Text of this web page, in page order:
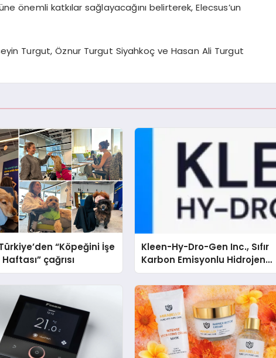
önemli katkılar sağlayacağını belirterek, Elecsus’un
Turgut, Öznur Turgut Siyahkoç ve Hasan Ali Turgut
“Köpeğini İşe
çağrısı
Kleen-Hy-Dro-Gen Inc., Sıfır
Karbon Emisyonlu Hidrojen
Isıtma Teknolojisinde ISO ve
TSSA Düzenleyici Onaylarını
Aldı